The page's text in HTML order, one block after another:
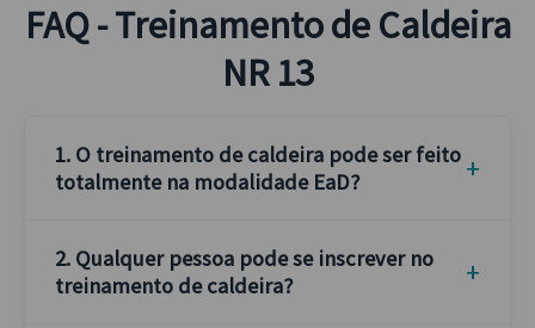
FAQ - Treinamento de Caldeira
NR 13
1. O treinamento de caldeira pode ser feito
totalmente na modalidade EaD?
2. Qualquer pessoa pode se inscrever no
treinamento de caldeira?